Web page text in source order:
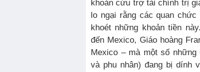
khoản cứu trợ tài chính trị
lo ngại rằng các quan
khoét những khoản tiền
đến Mexico, Giáo hoàng
Mexico – mà một số
và phu nhân) đang bị dính